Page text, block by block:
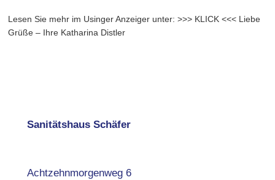
Lesen Sie mehr im Usinger Anzeiger unter: >>> KLICK <<< Liebe
Grüße – Ihre Katharina Distler
Sanitätshaus Schäfer
Achtzehnmorgenweg 6